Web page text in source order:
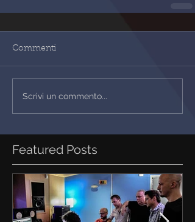
Commenti
Scrivi un commento...
Featured Posts